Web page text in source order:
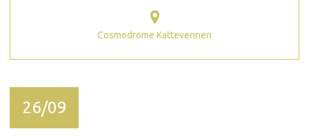
Cosmodrome Kattevennen
26/09